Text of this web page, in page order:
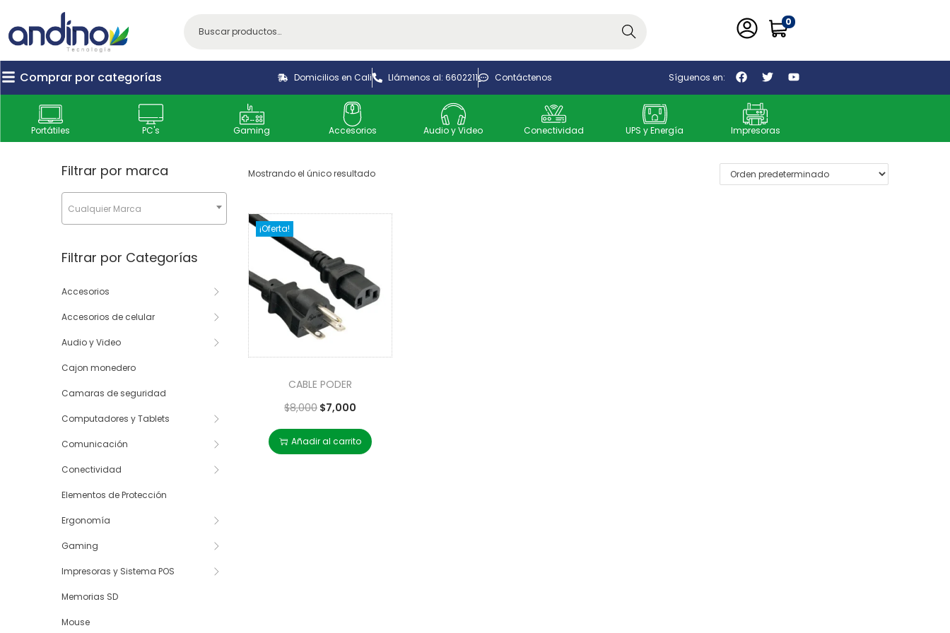
Buscar
0
Comprar por categorías Domicilios en Cali Llámenos al: 6602211 Contáctenos Síguenos en:
Portátiles PC's Gaming Accesorios Audio y Video Conectividad UPS y Energía Impresoras
Mostrando el único resultado
¡Oferta!
CABLE PODER
$8,000 $7,000
Añadir al carrito
Filtrar por marca
Cualquier Marca
Filtrar por Categorías
Accesorios
Accesorios de celular
Audio y Video
Cajon monedero
Camaras de seguridad
Computadores y Tablets
Comunicación
Conectividad
Elementos de Protección
Ergonomía
Gaming
Impresoras y Sistema POS
Memorias SD
Mouse